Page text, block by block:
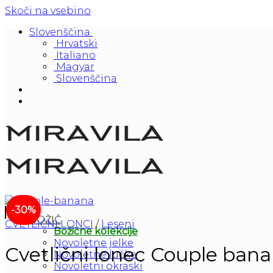
Skoči na vsebino
Slovenščina
Hrvatski
Italiano
Magyar
Slovenščina
BOŽIČ
Božične kolekcije
Novoletne jelke
Novoletne lučke
Novoletni okraski
-30%
CVETLIČNI LONCI / Leseni
Cvetlični lonec Couple